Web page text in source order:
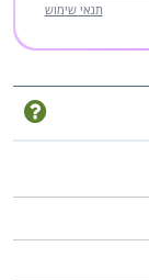
תנאי שימוש